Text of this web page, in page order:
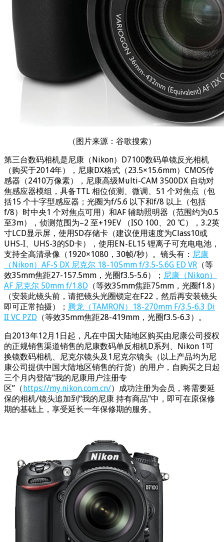
（图片来源：谷歌搜索）
第三台数码相机是尼康（Nikon）D7100数码单镜反光相机
（购买于2014年），尼康DX格式（23.5×15.6mm）CMOS传
感器（2410万像素），尼康高级Multi-CAM 3500DX 自动对
焦感应器模组，具备TTL 相位侦测、微调、51 个对焦点（包
括15 个十字型感应器；光圈为f/5.6 以下和f/8 以上（包括
f/8）时中央1 个对焦点可用）和AF 辅助照明器（范围约为0.5
至3m），侦测范围为–2 至+19EV （ISO 100、20 ℃），3.2英
寸LCD显示屏，使用SD存储卡（建议使用速度为Class10或
UHS-I、UHS-3的SD卡），使用EN-EL15 锂离子可充电电池，
支持全高清录像（1920×1080，30帧/秒）。镜头有： 尼康
（Nikon）AF-S DX 尼克尔 18-105mm f/3.5-5.6G ED VR （等
效35mm焦距27-157.5mm，光圈f3.5-5.6）； 尼康（Nikon）
AF 尼克尔 50mm f/1.8D （等效35mm焦距75mm，光圈f1.8）
（安装此镜头前，请把镜头光圈锁定在F22，然后再安装镜头
即可正常拍摄）； 腾龙（TAMRON）18-270mm F/3.5-6.3 Di
II VC PZD （等效35mm焦距28-419mm，光圈f3.5-6.3）。
自2013年12月1日起，凡在中国大陆地区购买由尼康公司授权
的正规销售渠道销售的尼康数码单反相机D系列、Nikon 1可
换镜数码相机、尼克尔镜头及1尼克尔镜头（以上产品均为尼
康公司提供中国大陆地区销售的行货）的用户，自购买之日起
三个月内登陆“我的尼康用户注册专
区”（https://my.nikon.com.cn/）成功注册为会员，将需要延
保的相机/镜头追加到“我的尼康 持有商品”中，即可在原保修
期的基础上，享受延长一年保修期的服务。